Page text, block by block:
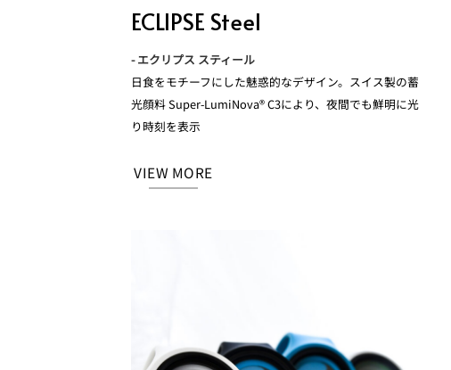
ECLIPSE Steel
- エクリプス スティール
日食をモチーフにした魅惑的なデザイン。スイス製の蓄
光顔料 Super-LumiNova® C3により、夜間でも鮮明に光
り時刻を表示
VIEW MORE